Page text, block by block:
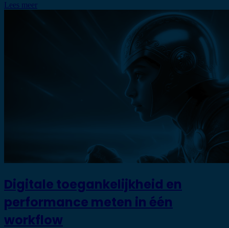
Lees meer
Digitale toegankelijkheid en
performance meten in één
workflow